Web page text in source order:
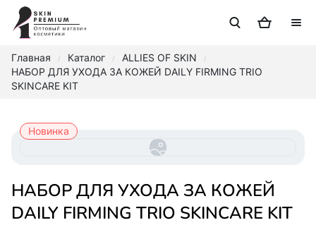
Главная / Каталог / ALLIES OF SKIN /
НАБОР ДЛЯ УХОДА ЗА КОЖЕЙ DAILY FIRMING TRIO
SKINCARE KIT
Новинка
НАБОР ДЛЯ УХОДА ЗА КОЖЕЙ
DAILY FIRMING TRIO SKINCARE KIT